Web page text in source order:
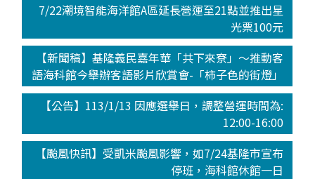
7/22潮境智能海洋館A區延長營運至21點並推出星
光票100元
【新聞稿】基隆義民嘉年華「共下來尞」～推動客
語海科館今舉辦客語影片欣賞會-「柿子色的街燈」
【公告】113/1/13 因應選舉日，調整營運時間為:
12:00-16:00
【颱風快訊】受凱米颱風影響，如7/24基隆市宣布
停班，海科館休館一日